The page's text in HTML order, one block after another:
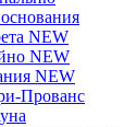
NEW
NEW
NEW
Прованс